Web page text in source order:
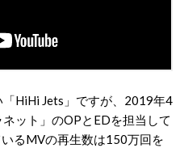
HiHi Jets」ですが、2019年4
ット」のOPとEDを担当して
るMVの再生数は150万回を